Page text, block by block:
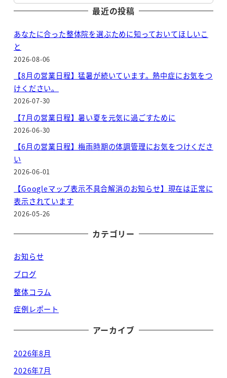
最近の投稿
あなたに合った整体院を選ぶために知っておいてほしいこ
と
2026-08-06
【8月の営業日程】猛暑が続いています。熱中症にお気をつ
けください。
2026-07-30
【7月の営業日程】暑い夏を元気に過ごすために
2026-06-30
【6月の営業日程】梅雨時期の体調管理にお気をつけくださ
い
2026-06-01
【Googleマップ表示不具合解消のお知らせ】現在は正常に
表示されています
2026-05-26
カテゴリー
お知らせ
ブログ
整体コラム
症例レポート
アーカイブ
2026年8月
2026年7月